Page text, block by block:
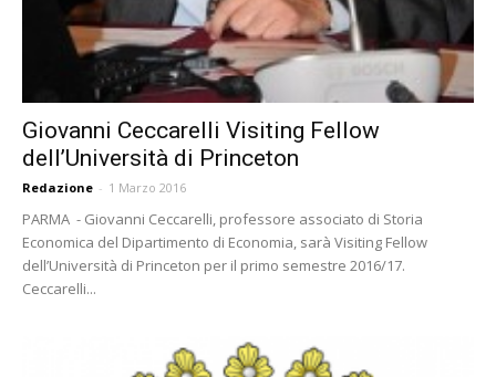
Giovanni Ceccarelli Visiting Fellow
dell’Università di Princeton
Redazione - 1 Marzo 2016
PARMA - Giovanni Ceccarelli, professore associato di Storia
Economica del Dipartimento di Economia, sarà Visiting Fellow
dell’Università di Princeton per il primo semestre 2016/17.
Ceccarelli...